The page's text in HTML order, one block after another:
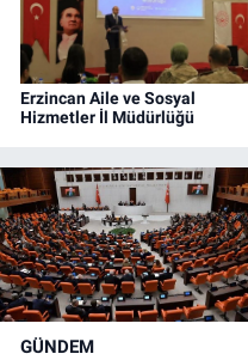
Erzincan Aile ve Sosyal
Hizmetler İl Müdürlüğü
GÜNDEM